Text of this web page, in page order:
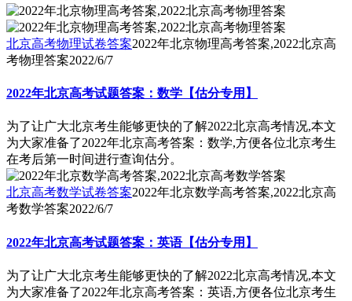
北京高考物理试卷答案2022年北京物理高考答案,2022北京高
考物理答案2022/6/7
2022年北京高考试题答案：数学【估分专用】
为了让广大北京考生能够更快的了解2022北京高考情况,本文
为大家准备了2022年北京高考答案：数学,方便各位北京考生
在考后第一时间进行查询估分。
北京高考数学试卷答案2022年北京数学高考答案,2022北京高
考数学答案2022/6/7
2022年北京高考试题答案：英语【估分专用】
为了让广大北京考生能够更快的了解2022北京高考情况,本文
为大家准备了2022年北京高考答案：英语,方便各位北京考生